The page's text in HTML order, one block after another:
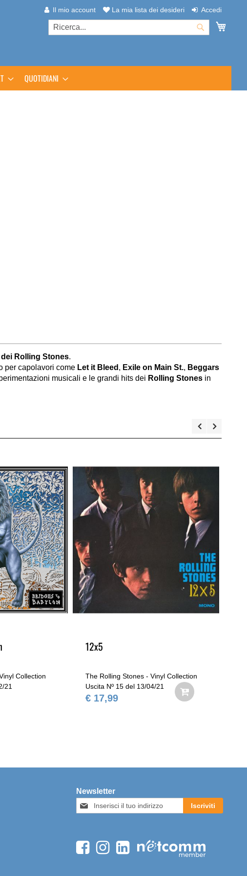
Il mio account La mia lista dei desideri Accedi
Cerca
QUOTIDIANI
Rolling Stones.
per capolavori come Let it Bleed , Exile on Main St., Beggars
musicali e le grandi hits dei Rolling Stones in
Collection
21
12x5
The Rolling Stones - Vinyl Collection
Uscita Nº 15 del 13/04/21
€ 17,99
Newsletter
Iscriviti
alla
Iscriviti